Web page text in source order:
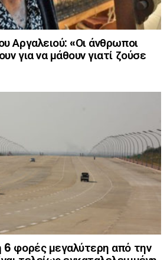
Αργαλειού: «Οι άνθρωποι
για να μάθουν γιατί ζούσε
6 φορές μεγαλύτερη από την